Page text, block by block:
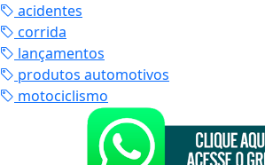
acidentes
corrida
lançamentos
produtos automotivos
motociclismo